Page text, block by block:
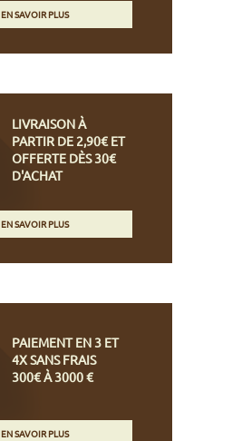
EN SAVOIR PLUS
LIVRAISON À
PARTIR DE 2,90€ ET
OFFERTE DÈS 30€
D'ACHAT
EN SAVOIR PLUS
PAIEMENT EN 3 ET
4X SANS FRAIS
300€ À 3000 €
EN SAVOIR PLUS